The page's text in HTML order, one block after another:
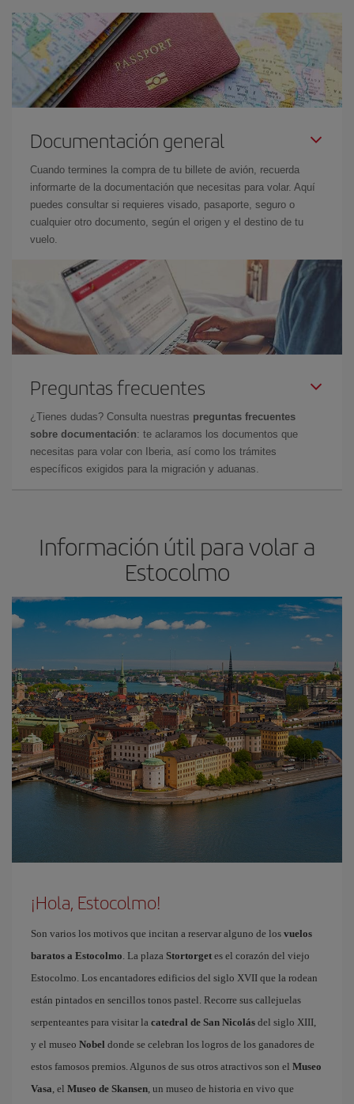
Documentación general
Cuando termines la compra de tu billete de avión, recuerda
informarte de la documentación que necesitas para volar. Aquí
puedes consultar si requieres visado, pasaporte, seguro o
cualquier otro documento, según el origen y el destino de tu
vuelo.
Preguntas frecuentes
¿Tienes dudas? Consulta nuestras preguntas frecuentes
sobre documentación: te aclaramos los documentos que
necesitas para volar con Iberia, así como los trámites
específicos exigidos para la migración y aduanas.
Información útil para volar a
Estocolmo
¡Hola, Estocolmo!
Son varios los motivos que incitan a reservar alguno de los vuelos
baratos a Estocolmo. La plaza Stortorget es el corazón del viejo
Estocolmo. Los encantadores edificios del siglo XVII que la rodean
están pintados en sencillos tonos pastel. Recorre sus callejuelas
serpenteantes para visitar la catedral de San Nicolás del siglo XIII,
y el museo Nobel donde se celebran los logros de los ganadores de
estos famosos premios. Algunos de sus otros atractivos son el Museo
Vasa, el Museo de Skansen, un museo de historia en vivo que